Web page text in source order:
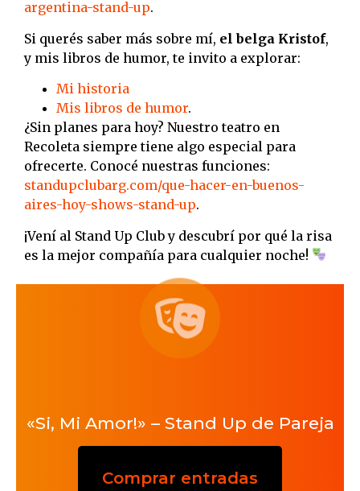
argentina-stand-up.
Si querés saber más sobre mí, el belga Kristof,
y mis libros de humor, te invito a explorar:
Mi historia
Mis libros de humor.
¿Sin planes para hoy? Nuestro teatro en
Recoleta siempre tiene algo especial para
ofrecerte. Conocé nuestras funciones:
standupclubarg.com/que-hacer-en-buenos-
aires-hoy-shows-stand-up.
¡Vení al Stand Up Club y descubrí por qué la risa
es la mejor compañía para cualquier noche!
«Si, Mi Amor!» – Stand Up de Pareja
Comprar entradas